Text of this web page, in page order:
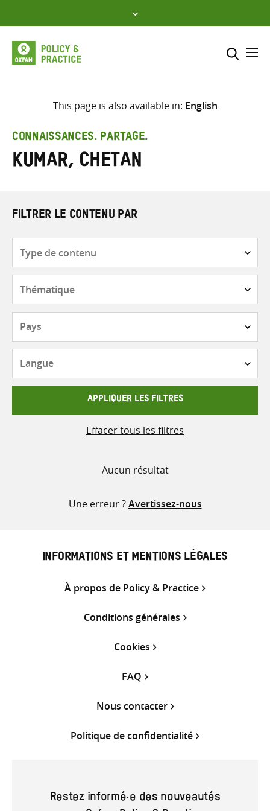
to
content
Sélectionner l’emplacement
Saisir
les
termes
This page is also available in: English
CONNAISSANCES. PARTAGE.
Kumar, Chetan
FILTRER LE CONTENU PAR
contenu
APPLIQUER LES FILTRES
Effacer tous les filtres
Aucun résultat
Une erreur ?Avertissez-nous
INFORMATIONS ET MENTIONS LÉGALES
À propos de Policy & Practice
Conditions générales
Cookies
FAQ
Nous contacter
Politique de confidentialité
Restez informé·e des nouveautés